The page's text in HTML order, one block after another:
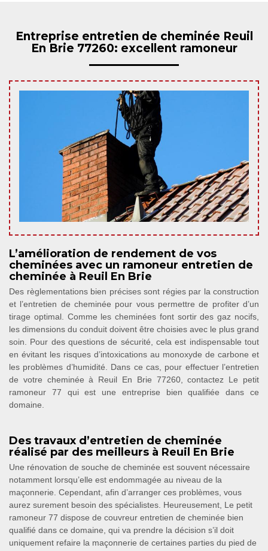
Entreprise entretien de cheminée Reuil
En Brie 77260: excellent ramoneur
L’amélioration de rendement de vos
cheminées avec un ramoneur entretien de
cheminée à Reuil En Brie
Des règlementations bien précises sont régies par la construction
et l’entretien de cheminée pour vous permettre de profiter d’un
tirage optimal. Comme les cheminées font sortir des gaz nocifs,
les dimensions du conduit doivent être choisies avec le plus grand
soin. Pour des questions de sécurité, cela est indispensable tout
en évitant les risques d’intoxications au monoxyde de carbone et
les problèmes d’humidité. Dans ce cas, pour effectuer l’entretien
de votre cheminée à Reuil En Brie 77260, contactez Le petit
ramoneur 77 qui est une entreprise bien qualifiée dans ce
domaine.
Des travaux d’entretien de cheminée
réalisé par des meilleurs à Reuil En Brie
Une rénovation de souche de cheminée est souvent nécessaire
notamment lorsqu’elle est endommagée au niveau de la
maçonnerie. Cependant, afin d’arranger ces problèmes, vous
aurez surement besoin des spécialistes. Heureusement, Le petit
ramoneur 77 dispose de couvreur entretien de cheminée bien
qualifié dans ce domaine, qui va prendre la décision s’il doit
uniquement refaire la maçonnerie de certaines parties du pied de